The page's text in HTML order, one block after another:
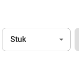
Eenheid
Stuk